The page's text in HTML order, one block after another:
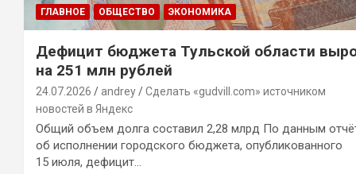
ГЛАВНОЕ ОБЩЕСТВО ЭКОНОМИКА
Дефицит бюджета Тульской области
на 251 млн рублей
24.07.2026 andrey
Сделать «gudvill.com» источником
новостей в Яндекс
Общий объем долга составил 2,28 млрд По данным
об исполнении городского бюджета, опубликованного
15 июля, дефицит…